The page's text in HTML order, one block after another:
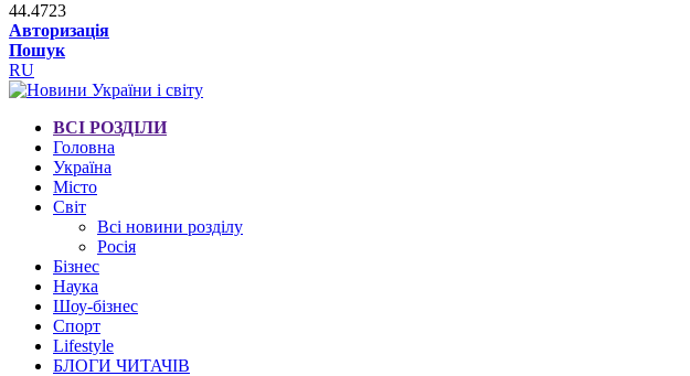
44.4723
Авторизація
Пошук
RU
ВСІ РОЗДІЛИ
Головна
Україна
Місто
Світ
Всі новини розділу
Росія
Бізнес
Наука
Шоу-бізнес
Спорт
Lifestyle
БЛОГИ ЧИТАЧІВ